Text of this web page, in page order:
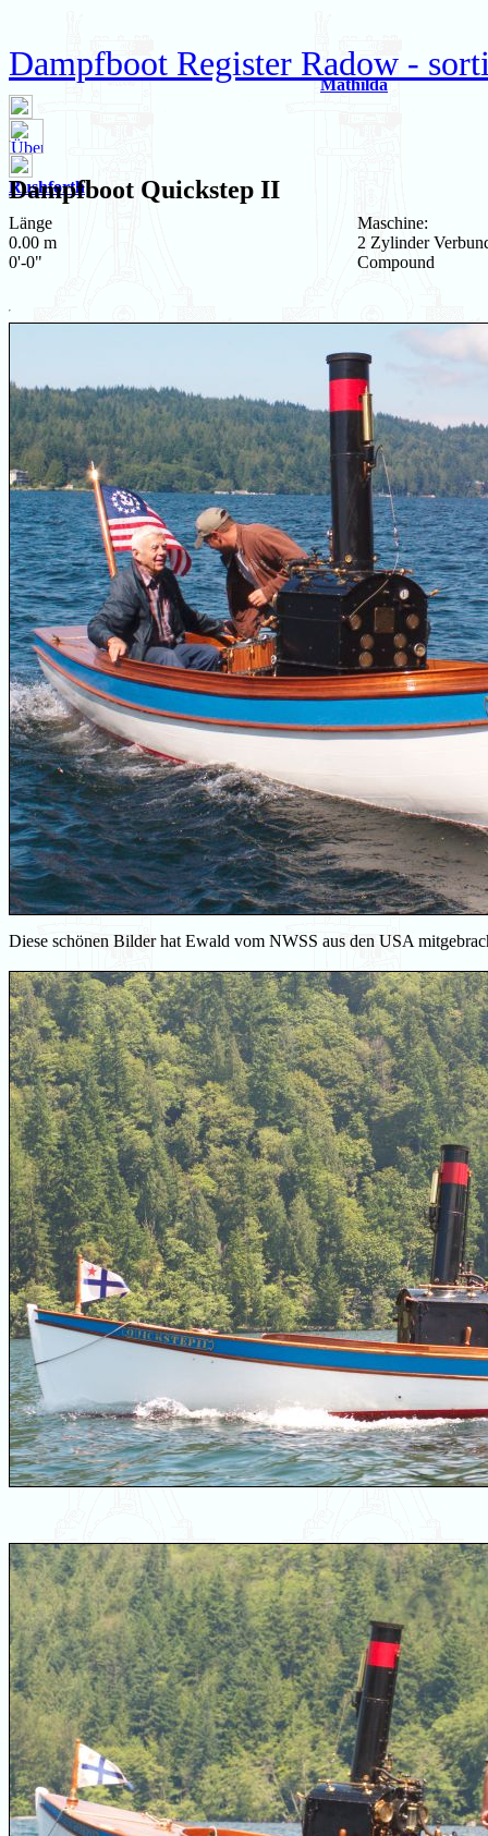
Dampfboot Register Radow -
Mathilda
Rushforth
Dampfboot Quickstep II
Länge
0.00 m
0'-0"
Maschine:
2 Zylinder
Compound
Diese schönen Bilder hat Ewald vom NWSS aus den USA